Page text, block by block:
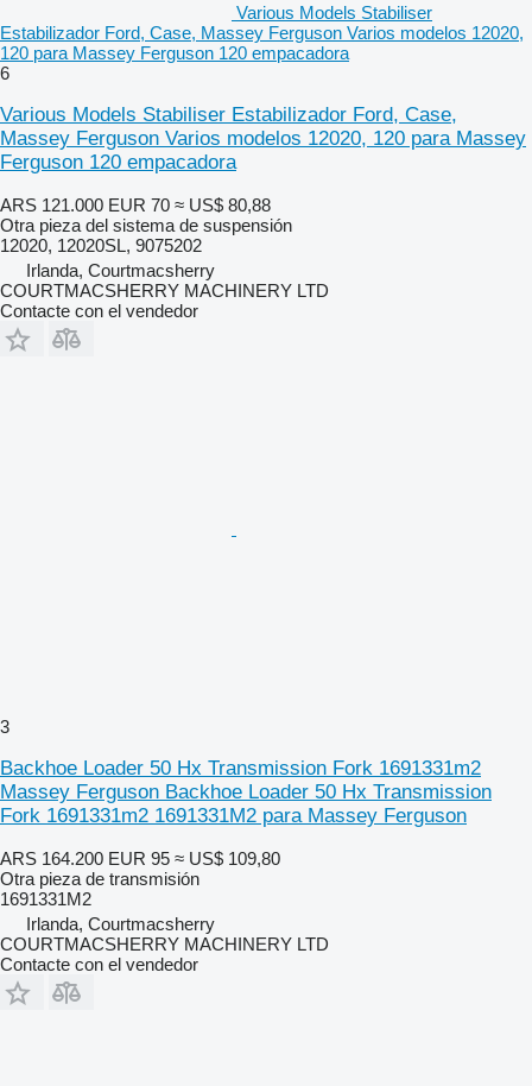
Various Models Stabiliser
Estabilizador Ford, Case, Massey Ferguson Varios modelos 12020,
120 para Massey Ferguson 120 empacadora
6
Various Models Stabiliser Estabilizador Ford, Case,
Massey Ferguson Varios modelos 12020, 120 para Massey
Ferguson 120 empacadora
ARS 121.000 EUR 70 ≈ US$ 80,88
Otra pieza del sistema de suspensión
12020, 12020SL, 9075202
Irlanda, Courtmacsherry
COURTMACSHERRY MACHINERY LTD
Contacte con el vendedor
3
Backhoe Loader 50 Hx Transmission Fork 1691331m2
Massey Ferguson Backhoe Loader 50 Hx Transmission
Fork 1691331m2 1691331M2 para Massey Ferguson
ARS 164.200 EUR 95 ≈ US$ 109,80
Otra pieza de transmisión
1691331M2
Irlanda, Courtmacsherry
COURTMACSHERRY MACHINERY LTD
Contacte con el vendedor